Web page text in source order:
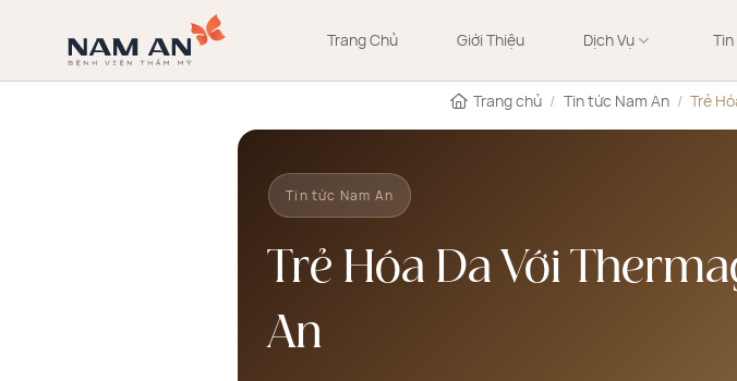
Trang Chủ Giới Thiệu Dịch Vụ Tin
Trang chủ / Tin tức Nam An / Trẻ
Tin tức Nam An
Trẻ Hóa Da Với
An